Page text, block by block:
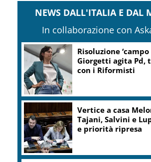
NEWS DALL'ITALIA E DAL
In collaborazione con
Risoluzione ‘campo
Giorgetti agita Pd,
con i Riformisti
Vertice a casa
Tajani, Salvini e
e priorità ripresa